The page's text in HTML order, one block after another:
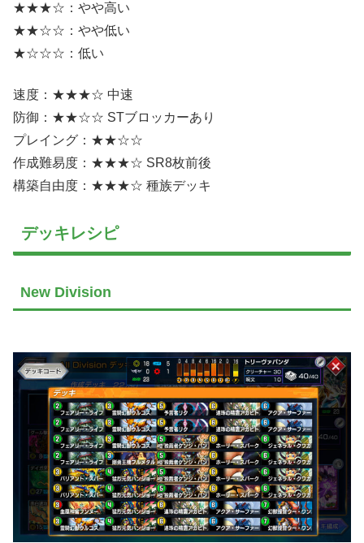
★★★☆：やや高い
★★☆☆：やや低い
★☆☆☆：低い
速度：★★★☆ 中速
防御：★★☆☆ STブロッカーあり
プレイング：★★☆☆
作成難易度：★★★☆ SR8枚前後
構築自由度：★★★☆ 種族デッキ
デッキレシピ
New Division